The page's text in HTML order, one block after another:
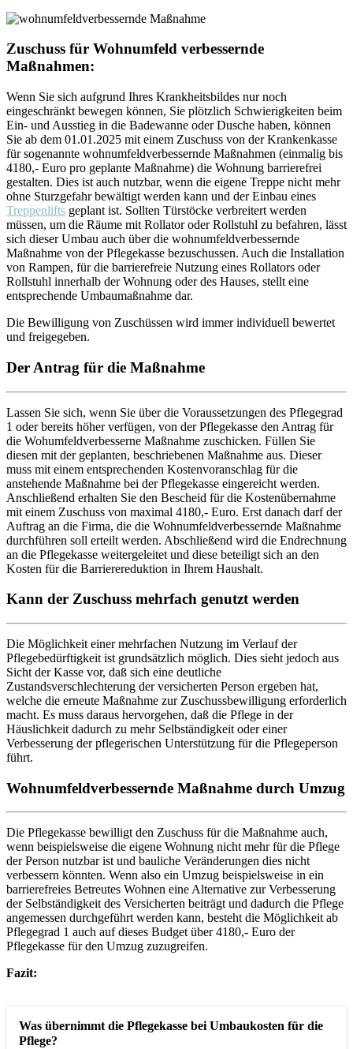
Zuschuss für Wohnumfeld verbessernde
Maßnahmen:
Wenn Sie sich aufgrund Ihres Krankheitsbildes nur noch
eingeschränkt bewegen können, Sie plötzlich Schwierigkeiten beim
Ein- und Ausstieg in die Badewanne oder Dusche haben, können
Sie ab dem 01.01.2025 mit einem Zuschuss von der Krankenkasse
für sogenannte wohnumfeldverbessernde Maßnahmen (einmalig bis
4180,- Euro pro geplante Maßnahme) die Wohnung barrierefrei
gestalten. Dies ist auch nutzbar, wenn die eigene Treppe nicht mehr
ohne Sturzgefahr bewältigt werden kann und der Einbau eines
Treppenlifts geplant ist. Sollten Türstöcke verbreitert werden
müssen, um die Räume mit Rollator oder Rollstuhl zu befahren, lässt
sich dieser Umbau auch über die wohnumfeldverbessernde
Maßnahme von der Pflegekasse bezuschussen. Auch die Installation
von Rampen, für die barrierefreie Nutzung eines Rollators oder
Rollstuhl innerhalb der Wohnung oder des Hauses, stellt eine
entsprechende Umbaumaßnahme dar.
Die Bewilligung von Zuschüssen wird immer individuell bewertet
und freigegeben.
Der Antrag für die Maßnahme
Lassen Sie sich, wenn Sie über die Voraussetzungen des Pflegegrad
1 oder bereits höher verfügen, von der Pflegekasse den Antrag für
die Wohumfeldverbesserne Maßnahme zuschicken. Füllen Sie
diesen mit der geplanten, beschriebenen Maßnahme aus. Dieser
muss mit einem entsprechenden Kostenvoranschlag für die
anstehende Maßnahme bei der Pflegekasse eingereicht werden.
Anschließend erhalten Sie den Bescheid für die Kostenübernahme
mit einem Zuschuss von maximal 4180,- Euro. Erst danach darf der
Auftrag an die Firma, die die Wohnumfeldverbessernde Maßnahme
durchführen soll erteilt werden. Abschließend wird die Endrechnung
an die Pflegekasse weitergeleitet und diese beteiligt sich an den
Kosten für die Barrierereduktion in Ihrem Haushalt.
Kann der Zuschuss mehrfach genutzt werden
Die Möglichkeit einer mehrfachen Nutzung im Verlauf der
Pflegebedürftigkeit ist grundsätzlich möglich. Dies sieht jedoch aus
Sicht der Kasse vor, daß sich eine deutliche
Zustandsverschlechterung der versicherten Person ergeben hat,
welche die erneute Maßnahme zur Zuschussbewilligung erforderlich
macht. Es muss daraus hervorgehen, daß die Pflege in der
Häuslichkeit dadurch zu mehr Selbständigkeit oder einer
Verbesserung der pflegerischen Unterstützung für die Pflegeperson
führt.
Wohnumfeldverbessernde Maßnahme durch Umzug
Die Pflegekasse bewilligt den Zuschuss für die Maßnahme auch,
wenn beispielsweise die eigene Wohnung nicht mehr für die Pflege
der Person nutzbar ist und bauliche Veränderungen dies nicht
verbessern könnten. Wenn also ein Umzug beispielsweise in ein
barrierefreies Betreutes Wohnen eine Alternative zur Verbesserung
der Selbständigkeit des Versicherten beiträgt und dadurch die Pflege
angemessen durchgeführt werden kann, besteht die Möglichkeit ab
Pflegegrad 1 auch auf dieses Budget über 4180,- Euro der
Pflegekasse für den Umzug zuzugreifen.
Fazit:
Was übernimmt die Pflegekasse bei Umbaukosten für die
Pflege?